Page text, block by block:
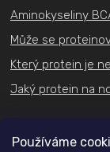
Používáme
Aminokyseliny
Může se
Který protein je
Jaký protein na
Kontakt